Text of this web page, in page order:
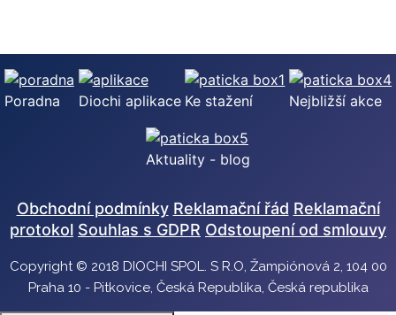
Poradna Diochi aplikace Ke stažení Nejbližší akce
Aktuality - blog
Obchodní podmínky Reklamační řád Reklamační
protokol Souhlas s GDPR Odstoupení od smlouvy
Copyright © 2018 DIOCHI SPOL. S R.O, Žampiónová 2, 104 00
Praha 10 - Pitkovice, Česká Republika, Česká republika